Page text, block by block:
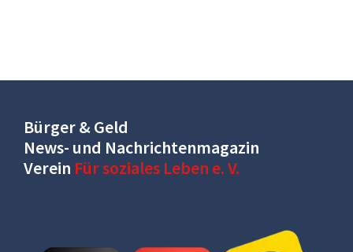
Bürger & Geld
News- und Nachrichtenmagazin
Verein Für soziales Leben e. V.